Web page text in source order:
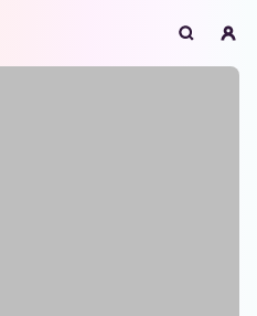
ondersteund